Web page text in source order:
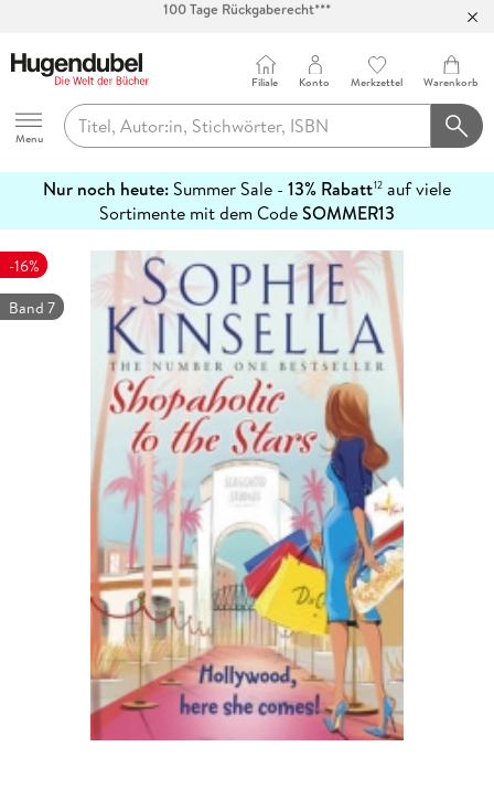
Abholung in über 100 Filialen
Hugendubel
Menu
Filiale Konto Merkzettel Warenkorb
Nur noch heute: Summer Sale - 13% Rabatt12 auf viele
Sortimente mit dem CodeSOMMER13
erfahren
-16%
Band 7